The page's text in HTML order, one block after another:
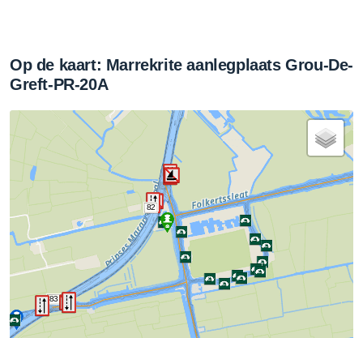
Op de kaart: Marrekrite aanlegplaats Grou-De-
Greft-PR-20A
83
82